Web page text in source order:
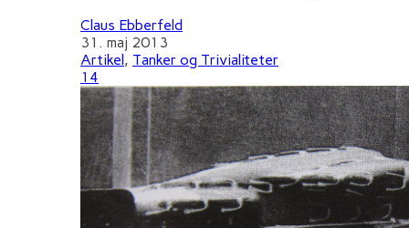
Claus Ebberfeld
31. maj 2013
Artikel , Tanker og Trivialiteter
14